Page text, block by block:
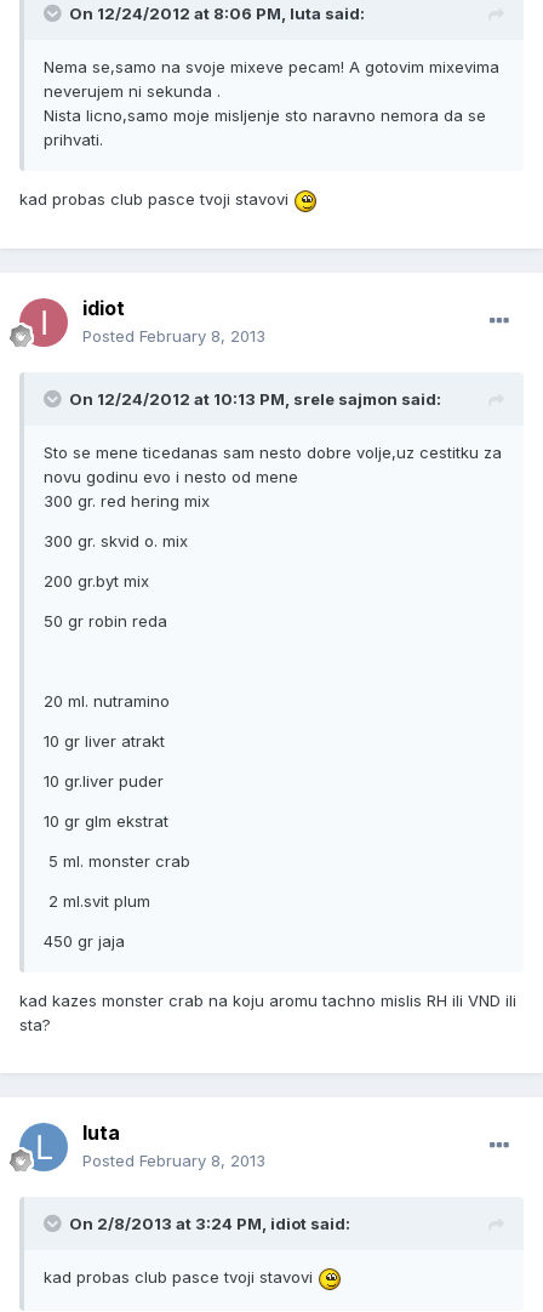
On 12/24/2012 at 8:06 PM, luta said:
Nema se,samo na svoje mixeve pecam! A gotovim mixevima
neverujem ni sekunda .
Nista licno,samo moje misljenje sto naravno nemora da se
prihvati.
kad probas club pasce tvoji stavovi
idiot
Posted February 8, 2013
On 12/24/2012 at 10:13 PM, srele sajmon said:
Sto se mene ticedanas sam nesto dobre volje,uz cestitku za
novu godinu evo i nesto od mene
300 gr. red hering mix
300 gr. skvid o. mix
200 gr.byt mix
50 gr robin reda
20 ml. nutramino
10 gr liver atrakt
10 gr.liver puder
10 gr glm ekstrat
5 ml. monster crab
2 ml.svit plum
450 gr jaja
kad kazes monster crab na koju aromu tachno mislis RH ili VND ili
sta?
luta
Posted February 8, 2013
On 2/8/2013 at 3:24 PM, idiot said:
kad probas club pasce tvoji stavovi